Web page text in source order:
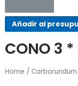
Añadir al
CONO 3
Home / Carborundum